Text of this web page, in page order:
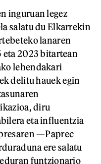
inguruan legez
salatu du Elkarrekin
lanaren
eta 2023 bitartean
lehendakari
delitu hauek egin
diru
eta influentzia
—Paprec
ere salatu
funtzionario